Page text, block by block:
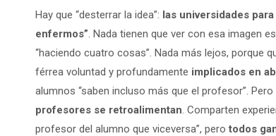
Hay que “desterrar la idea”: las universidades
enfermos”. Nada tienen que ver con esa imagen
“haciendo cuatro cosas”. Nada más lejos, porque
férrea voluntad y profundamente implicados en
alumnos “saben incluso más que el profesor”.
profesores se retroalimentan. Comparten
profesor del alumno que viceversa”, perotodos